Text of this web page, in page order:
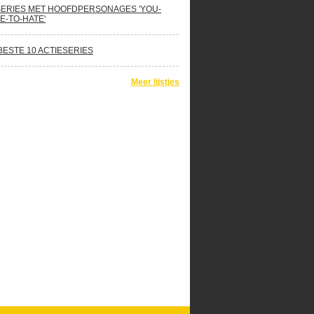
MET HOOFDPERSONAGES 'YOU-
TO-HATE'
10 ACTIESERIES
Meer lijstjes